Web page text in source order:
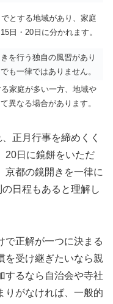
とする地域があり、家庭
日・20日に分かれます。
を行う独自の風習があり
も一律ではありません。
家庭が多い一方、地域や
異なる場合があります。
正月行事を締めくく
20日に鏡餅をいただ
京都の鏡開きを一律に
日程もあると理解し
で正解が一つに決まる
を受け継ぎたいなら親
するなら自治会や寺社
りがなければ、一般的